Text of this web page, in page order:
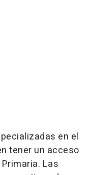
en el
tener un acceso
Las